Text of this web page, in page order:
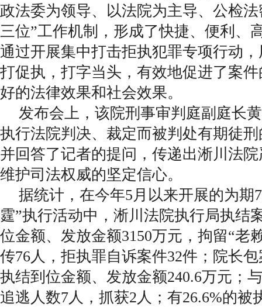
政法委为领导、以法院为主导、公检
三位”工作机制，形成了快捷、便利、
通过开展集中打击拒执犯罪专项行动
打促执，打字当头，有效地促进了案
好的法律效果和社会效果。
发布会上，该院刑事审判庭副庭长
执行法院判决、裁定而被判处有期徒
并回答了记者的提问，传递出淅川法
维护司法权威的坚定信心。
据统计，在今年5月以来开展的为期
霆”执行活动中，淅川法院执行局执结
位金额、发放金额3150万元，拘留“老
传76人，拒执罪自诉案件32件；院长
执结到位金额、发放金额240.6万元；
追逃人数7人，抓获2人；有26.6%的被